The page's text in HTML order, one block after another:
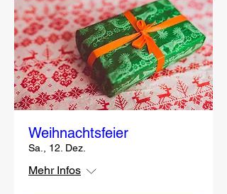
Weihnachtsfeier
Sa., 12. Dez.
Mehr Infos